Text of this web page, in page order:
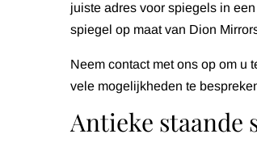
juiste adres voor spiegels in
spiegel op maat van Dion
Neem contact met ons op om u
vele mogelijkheden te
Antieke staande